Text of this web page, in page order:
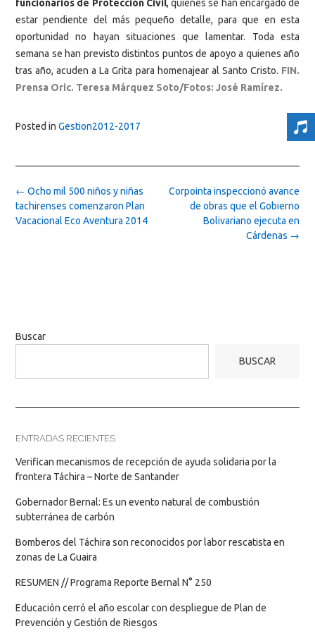
funcionarios de Protección Civil, quienes se han encargado de
estar pendiente del más pequeño detalle, para que en esta
oportunidad no hayan situaciones que lamentar. Toda esta
semana se han previsto distintos puntos de apoyo a quienes año
tras año, acuden a La Grita para homenajear al Santo Cristo. FIN.
Prensa Oric. Teresa Márquez Soto/Fotos: José Ramírez.
Posted in Gestion2012-2017
Post
navigation
Corpointa inspeccionó avance
de obras que el Gobierno
Bolivariano ejecuta en
Cárdenas →
← Ocho mil 500 niños y niñas
tachirenses comenzaron Plan
Vacacional Eco Aventura 2014
Buscar
BUSCAR
ENTRADAS RECIENTES
Verifican mecanismos de recepción de ayuda solidaria por la
frontera Táchira – Norte de Santander
Gobernador Bernal: Es un evento natural de combustión
subterránea de carbón
Bomberos del Táchira son reconocidos por labor rescatista en
zonas de La Guaira
RESUMEN // Programa Reporte Bernal N° 250
Educación cerró el año escolar con despliegue de Plan de
Prevención y Gestión de Riesgos